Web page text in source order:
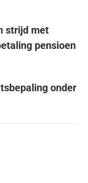
strijd met
pensioen
onder